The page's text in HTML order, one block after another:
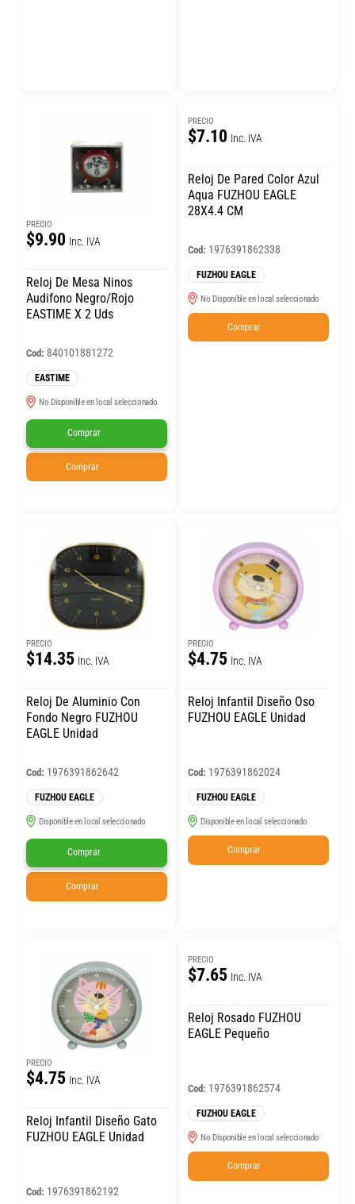
PRECIO
$9.90 Inc. IVA
Reloj De Mesa Ninos
Audifono Negro/Rojo
EASTIME X 2 Uds
Cod: 840101881272
EASTIME
No Disponible en local seleccionado
Comprar
Comprar
PRECIO
$7.10 Inc. IVA
Reloj De Pared Color Azul
Aqua FUZHOU EAGLE
28X4.4 CM
Cod: 1976391862338
FUZHOU EAGLE
No Disponible en local seleccionado
Comprar
PRECIO
$14.35 Inc. IVA
Reloj De Aluminio Con
Fondo Negro FUZHOU
EAGLE Unidad
Cod: 1976391862642
FUZHOU EAGLE
Disponible en local seleccionado
Comprar
Comprar
PRECIO
$4.75 Inc. IVA
Reloj Infantil Diseño Oso
FUZHOU EAGLE Unidad
Cod: 1976391862024
FUZHOU EAGLE
Disponible en local seleccionado
Comprar
PRECIO
$4.75 Inc. IVA
Reloj Infantil Diseño Gato
FUZHOU EAGLE Unidad
Cod: 1976391862192
PRECIO
$7.65 Inc. IVA
Reloj Rosado FUZHOU
EAGLE Pequeño
Cod: 1976391862574
FUZHOU EAGLE
No Disponible en local seleccionado
Comprar